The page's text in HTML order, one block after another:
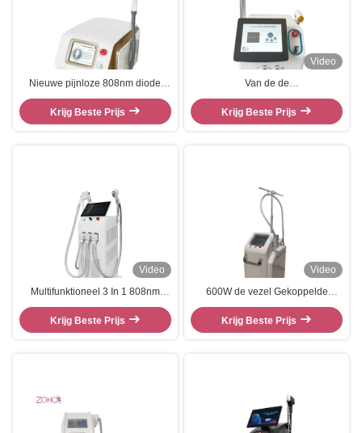
Nieuwe pijnloze 808nm diode
laserhaarverwijder
Krijg Beste Prijs
Video
Van de de
Tatoegeringsverwijdering 808nm
van Nd Yag van de de Diodelaser
het Haarverwijdering en Pico
Krijg Beste Prijs
Video
Multifunktioneel 3 In 1 808nm
Diode Laser Haarverwijdering
Tatoeageverwijdering
Krijg Beste Prijs
Video
600W de vezel Gekoppelde
808nm-niet van de het
Kanaaldiode van Epolitor van de
diodelaser Permanente
Krijg Beste Prijs